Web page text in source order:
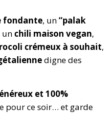
fondante, un“palak
un chili maison vegan,
crémeux à souhait,
digne des
et 100%
pour ce soir… et garde